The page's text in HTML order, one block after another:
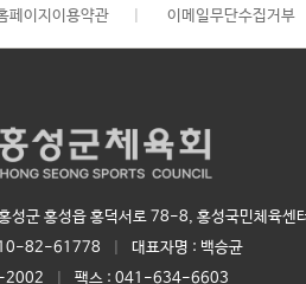
페이지이용약관 이메일무단수집거부
성군 홍성읍 홍덕서로 78-8, 홍성국민체육센
82-61778 대표자명 : 백승균
팩스 : 041-634-6603